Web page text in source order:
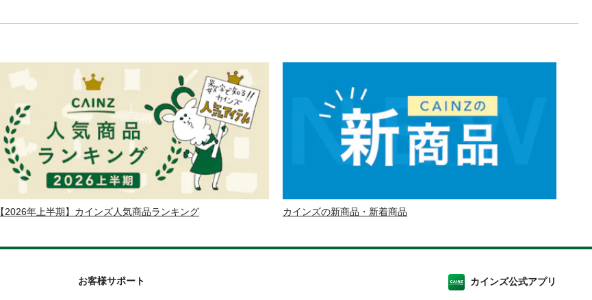
【2026年上半期】カインズ人気商品ランキング カインズの新商品・新着商品
お客様サポート カインズ公式アプリ